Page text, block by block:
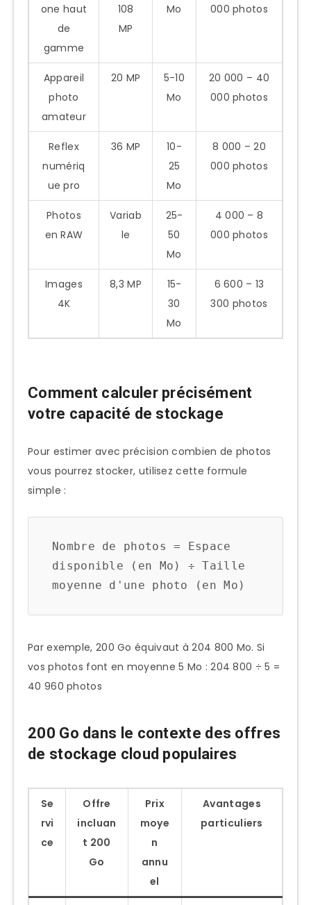
200 Go pour différents types
d’utilisateurs
Pour le photographe amateur
Pour la famille
Au-delà des photos : Que peut-on
stocker d’autre dans 200 Go ?
Solutions de sauvegarde pour sécuriser
Options cloud complémentaires
Options matérielles
Tendances futures : L’évolution des
besoins de stockage photo
résolutions
Technologies émergentes et leur
FAQ : Questions fréquentes sur le
stockage de 200 Go
Comment savoir si j’utilise
efficacement mon espace de 200 Go ?
Quelle différence entre 200 Go sur un
appareil et 200 Go dans le cloud ?
directement 2 To si disponible ?
Conclusion
one haut
de
gamme
108
MP
Mo
000 photos
Appareil
photo
amateur
20 MP
5-10
Mo
20 000 – 40
000 photos
Reflex
numériq
ue pro
36 MP
10-
25
Mo
8 000 – 20
000 photos
Photos
en RAW
Variab
le
25-
50
Mo
4 000 – 8
000 photos
Images
4K
8,3 MP
15-
30
Mo
6 600 – 13
300 photos
Comment calculer précisément
votre capacité de stockage
Pour estimer avec précision combien de photos
vous pourrez stocker, utilisez cette formule
simple :
Nombre de photos = Espace
disponible (en Mo) ÷ Taille
Par exemple, 200 Go équivaut à 204 800 Mo. Si
vos photos font en moyenne 5 Mo : 204 800 ÷ 5 =
40 960 photos
200 Go dans le contexte des offres
de stockage cloud populaires
Se
rvi
ce
Offre
incluan
t 200
Go
Prix
moye
n
annu
el
Avantages
particuliers